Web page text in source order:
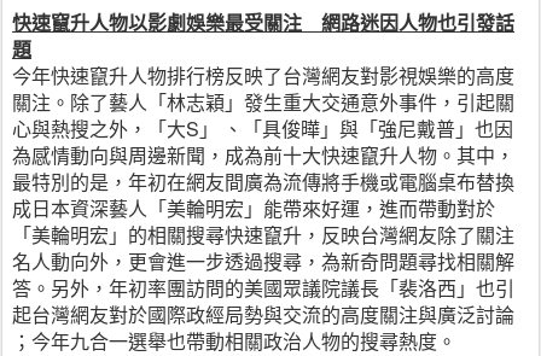
快速竄升人物以影劇娛樂最受關注　網路迷因人物也引發話
題
今年快速竄升人物排行榜反映了台灣網友對影視娛樂的高度
關注。除了藝人「林志穎」發生重大交通意外事件，引起關
心與熱搜之外，「大S」 、「具俊曄」與「強尼戴普」也因
為感情動向與周邊新聞，成為前十大快速竄升人物。其中，
最特別的是，年初在網友間廣為流傳將手機或電腦桌布替換
成日本資深藝人「美輪明宏」能帶來好運，進而帶動對於
「美輪明宏」的相關搜尋快速竄升，反映台灣網友除了關注
名人動向外，更會進一步透過搜尋，為新奇問題尋找相關解
答。另外，年初率團訪問的美國眾議院議長「裴洛西」也引
起台灣網友對於國際政經局勢與交流的高度關注與廣泛討論
；今年九合一選舉也帶動相關政治人物的搜尋熱度。